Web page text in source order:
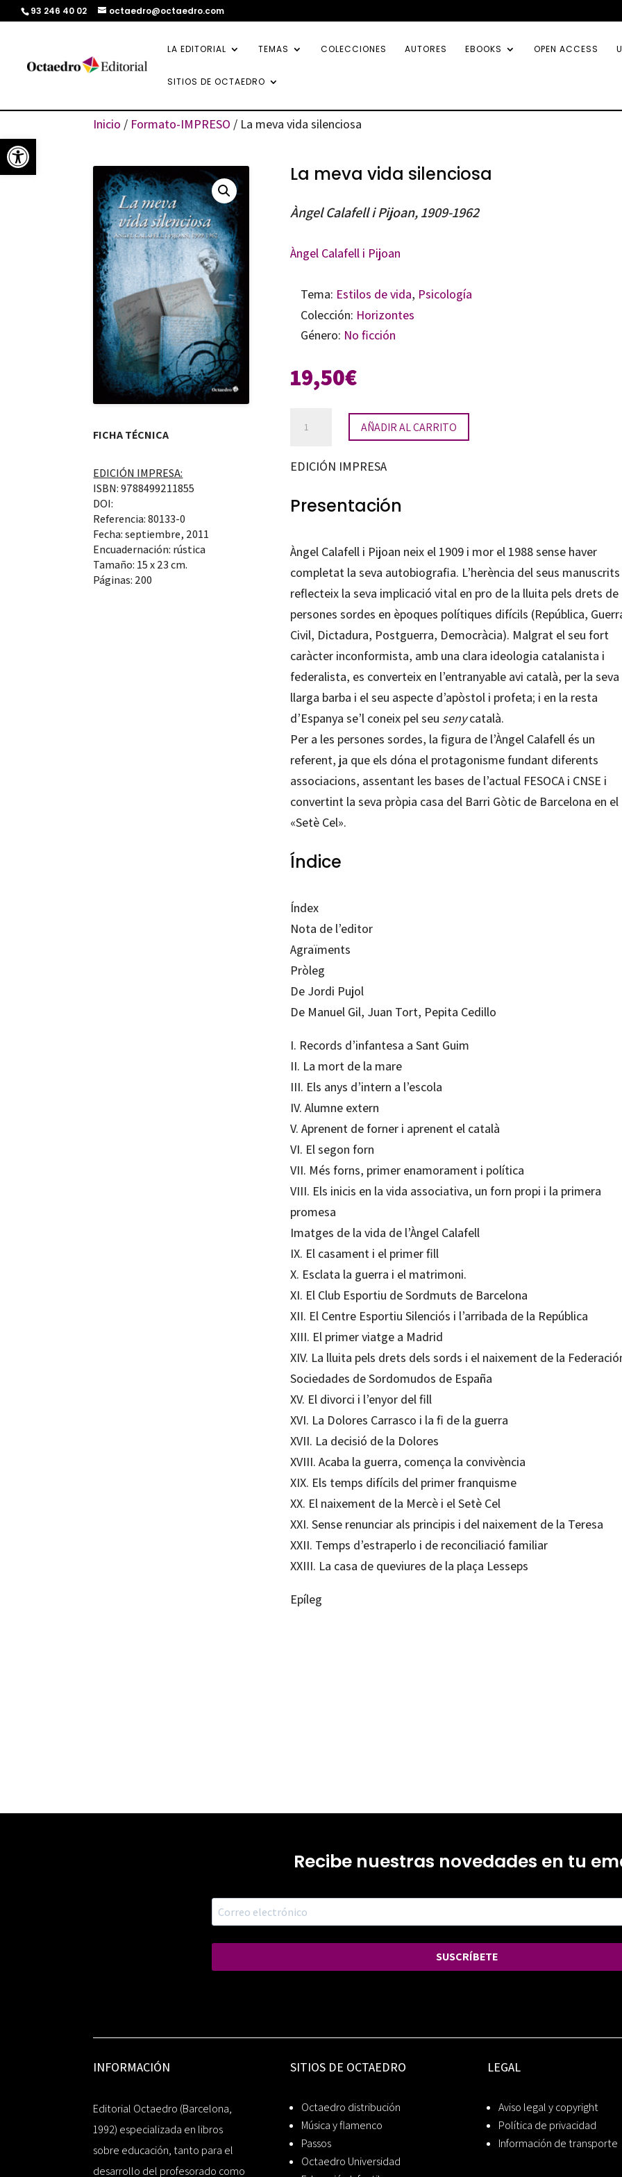
Abrir barra de herramientas
93 246 40 02 octaedro@octaedro.com
LA EDITORIAL TEMAS COLECCIONES AUTORES EBOOKS OPEN ACCESS
SITIOS DE OCTAEDRO
Inicio / Formato-IMPRESO / La meva vida silenciosa
FICHA TÉCNICA
EDICIÓN IMPRESA:
ISBN: 9788499211855
DOI:
Referencia: 80133-0
Fecha: septiembre, 2011
Encuadernación: rústica
Tamaño: 15 x 23 cm.
Páginas: 200
La meva vida silenciosa
Àngel Calafell i Pijoan, 1909-1962
Àngel Calafell i Pijoan
Tema: Estilos de vida, Psicología
Colección: Horizontes
Género: No ficción
19,50€
vida
cantidad
AÑADIR AL CARRITO
EDICIÓN IMPRESA
Presentación
Àngel Calafell i Pijoan neix el 1909 i mor el 1988 sense haver
completat la seva autobiografia. L’herència del seus manuscrits
reflecteix la seva implicació vital en pro de la lluita pels drets de
persones sordes en èpoques polítiques difícils (República,
Civil, Dictadura, Postguerra, Democràcia). Malgrat el seu fort
caràcter inconformista, amb una clara ideologia catalanista i
federalista, es converteix en l’entranyable avi català, per la seva
llarga barba i el seu aspecte d’apòstol i profeta; i en la resta
d’Espanya se’l coneix pel seu senycatalà.
Per a les persones sordes, la figura de l’Àngel Calafell és un
referent, ja que els dóna el protagonisme fundant diferents
associacions, assentant les bases de l’actual FESOCA i CNSE i
convertint la seva pròpia casa del Barri Gòtic de Barcelona en el
«Setè Cel».
Índice
Índex
Nota de l’editor
Agraïments
Pròleg
De Jordi Pujol
De Manuel Gil, Juan Tort, Pepita Cedillo
I. Records d’infantesa a Sant Guim
II. La mort de la mare
III. Els anys d’intern a l’escola
IV. Alumne extern
V. Aprenent de forner i aprenent el català
VI. El segon forn
VII. Més forns, primer enamorament i política
VIII. Els inicis en la vida associativa, un forn propi i la primera
promesa
Imatges de la vida de l’Àngel Calafell
IX. El casament i el primer fill
X. Esclata la guerra i el matrimoni.
XI. El Club Esportiu de Sordmuts de Barcelona
XII. El Centre Esportiu Silenciós i l’arribada de la República
XIII. El primer viatge a Madrid
XIV. La lluita pels drets dels sords i el naixement de la
Sociedades de Sordomudos de España
XV. El divorci i l’enyor del fill
XVI. La Dolores Carrasco i la fi de la guerra
XVII. La decisió de la Dolores
XVIII. Acaba la guerra, comença la convivència
XIX. Els temps difícils del primer franquisme
XX. El naixement de la Mercè i el Setè Cel
XXI. Sense renunciar als principis i del naixement de la Teresa
XXII. Temps d’estraperlo i de reconciliació familiar
XXIII. La casa de queviures de la plaça Lesseps
Epíleg
Recibe nuestras novedades en tu
SUSCRÍBETE
INFORMACIÓN
Editorial Octaedro (Barcelona,
1992) especializada en libros
sobre educación, tanto para el
desarrollo del profesorado como
SITIOS DE OCTAEDRO
Octaedro distribución
Música y flamenco
Passos
Octaedro Universidad
LEGAL
Aviso legal y copyright
Política de privacidad
Información de transporte